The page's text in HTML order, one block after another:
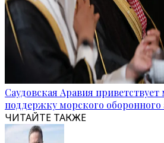
Саудовская Аравия
поддержку морского оборонного
ЧИТАЙТЕ ТАКЖЕ